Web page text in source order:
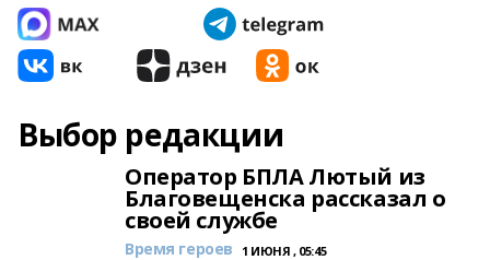
Выбор редакции
Оператор БПЛА Лютый из
Благовещенска рассказал о
своей службе
Время героев 1 ИЮНЯ , 05:45